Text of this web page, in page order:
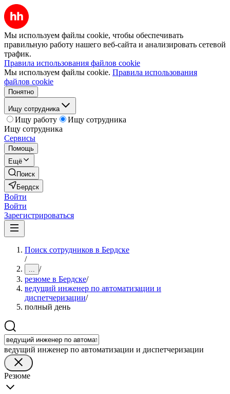
Мы используем файлы cookie, чтобы обеспечивать
правильную работу нашего веб-сайта и анализировать сетевой
трафик.
Правила использования файлов cookie
Мы используем файлы cookie. Правила использования
файлов cookie
Понятно
Ищу сотрудника
Ищу работу
Ищу сотрудника
Ищу сотрудника
Сервисы
Помощь
Ещё
Поиск
Бердск
Войти
Войти
Зарегистрироваться
Поиск сотрудников в Бердске
/
... /
резюме в Бердске/
ведущий инженер по автоматизации и
диспетчеризации/
полный день
ведущий инженер по автоматизации и диспетчеризации
Резюме